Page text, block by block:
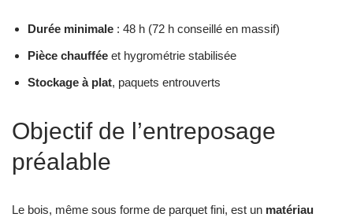
Durée minimale : 48 h (72 h conseillé en massif)
Pièce chauffée et hygrométrie stabilisée
Stockage à plat, paquets entrouverts
Objectif de l’entreposage
préalable
Le bois, même sous forme de parquet fini, est un matériau